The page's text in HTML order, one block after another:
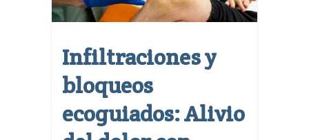
Infiltraciones y
bloqueos
ecoguiados: Alivio